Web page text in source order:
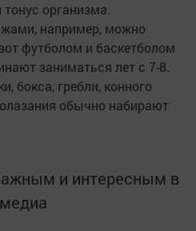
организма.
например, можно
футболом и баскетболом
заниматься лет с 7-8.
бокса, гребли, конного
обычно набирают
и интересным в